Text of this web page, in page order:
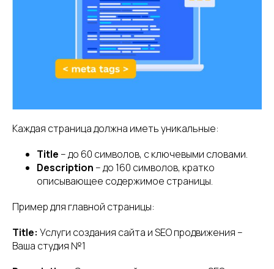
Каждая страница должна иметь уникальные:
Title – до 60 символов, с ключевыми словами.
Description – до 160 символов, кратко
описывающее содержимое страницы.
Пример для главной страницы:
Title: Услуги создания сайта и SEO продвижения –
Ваша студия №1